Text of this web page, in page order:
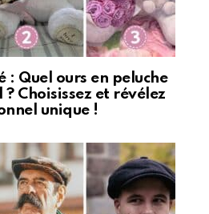
: Quel ours en peluche
Choisissez et révélez
unique !